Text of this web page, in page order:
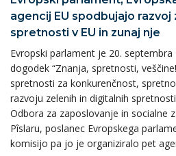
agencij EU spodbujajo
spretnosti v EU in zunaj nje
Evropski parlament je 20.
dogodek “Znanja, spretnosti,
spretnosti za konkurenčnost,
razvoju zelenih in digitalnih
Odbora za zaposlovanje in socialne
Pîslaru, poslanec Evropskega
komisijo pa jo je organiziralo pet